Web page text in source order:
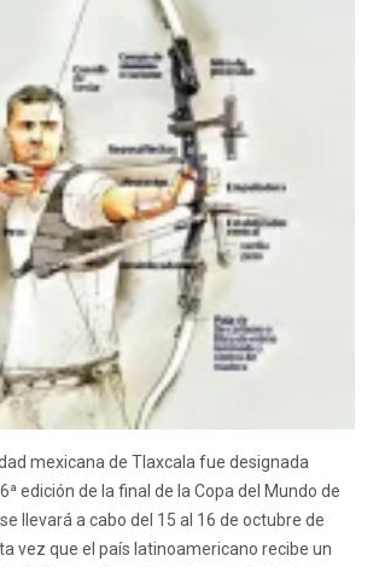
mexicana de Tlaxcala fue designada
edición de la final de la Copa del Mundo de
llevará a cabo del 15 al 16 de octubre de
vez que el país latinoamericano recibe un